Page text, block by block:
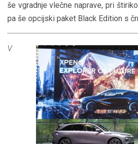
še vgradnje vlečne naprave, pri
pa še opcijski paket Black Edition s
V